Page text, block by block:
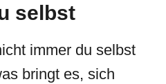
selbst
immer du selbst
bringt es, sich